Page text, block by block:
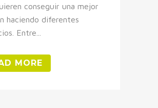
conseguir una mejor
haciendo diferentes
Entre...
MORE